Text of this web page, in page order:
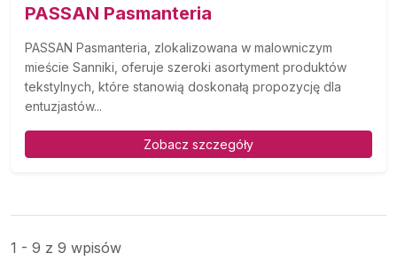
PASSAN Pasmanteria
PASSAN Pasmanteria, zlokalizowana w malowniczym
mieście Sanniki, oferuje szeroki asortyment produktów
tekstylnych, które stanowią doskonałą propozycję dla
entuzjastów...
Zobacz szczegóły
1 - 9 z 9 wpisów